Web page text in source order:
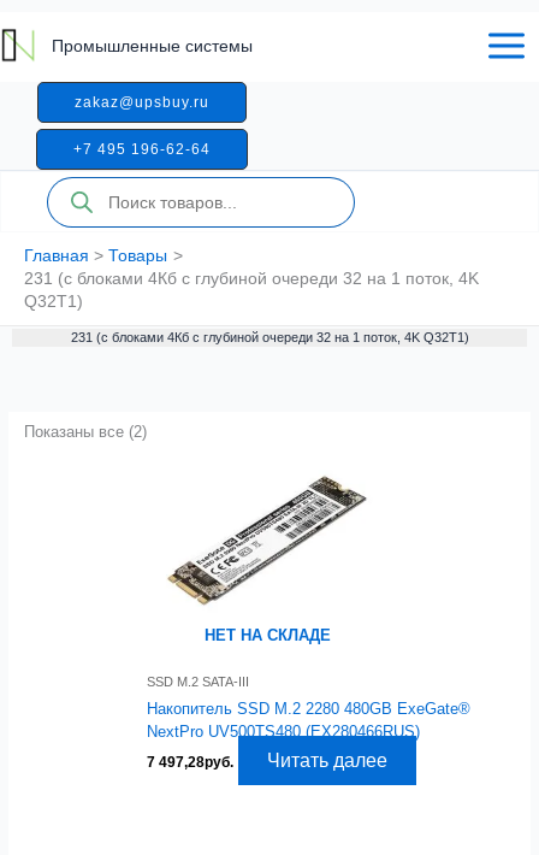
к
содержимому
Промышленные системы
zakaz@upsbuy.ru
+7 495 196-62-64
Поиск
товаров
Главная
Товары
231 (с блоками 4Кб с глубиной очереди 32 на 1 поток, 4K
Q32T1)
231 (с блоками 4Кб с глубиной очереди 32 на 1 поток, 4K Q32T1)
Показаны все (2)
НЕТ НА СКЛАДЕ
SSD M.2 SATA-III
Накопитель SSD M.2 2280 480GB ExeGate®
NextPro UV500TS480 (EX280466RUS)
7 497,28руб. Читать далее